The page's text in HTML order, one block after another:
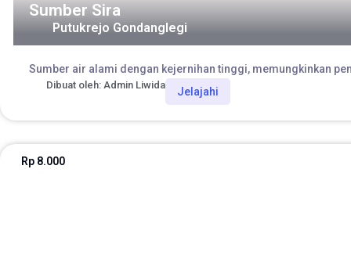
Sumber Sira
Putukrejo Gondanglegi
Sumber air alami dengan kejernihan tinggi, memungkinkan
Dibuat oleh: Admin Liwida
Jelajahi
Rp 8.000